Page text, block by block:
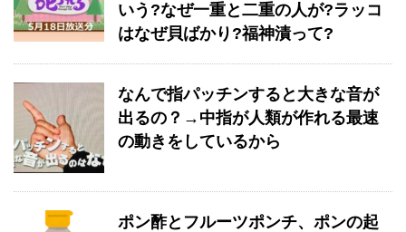
いう?なぜ一重と二重の人が?ラッコ
はなぜ貝ばかり?福神漬って?
なんで指パッチンすると大きな音が
出るの？→中指が人類が作れる最速
の動きをしているから
ポン酢とフルーツポンチ、ポンの起